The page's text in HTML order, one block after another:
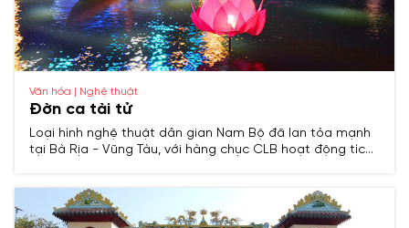
Văn hóa | Nghệ thuật
Đờn ca tài tử
Loại hình nghệ thuật dân gian Nam Bộ đã lan tỏa mạnh
tại Bà Rịa - Vũng Tàu, với hàng chục CLB hoạt động tích